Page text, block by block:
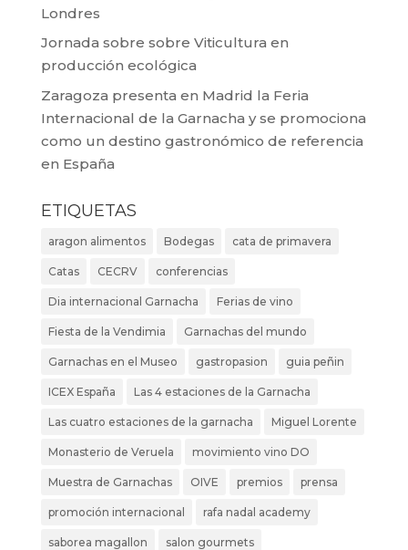
Londres
Jornada sobre sobre Viticultura en
producción ecológica
Zaragoza presenta en Madrid la Feria
Internacional de la Garnacha y se promociona
como un destino gastronómico de referencia
en España
ETIQUETAS
aragon alimentos Bodegas cata de primavera
Catas CECRV conferencias
Dia internacional Garnacha Ferias de vino
Fiesta de la Vendimia Garnachas del mundo
Garnachas en el Museo gastropasion guia peñin
ICEX España Las 4 estaciones de la Garnacha
Las cuatro estaciones de la garnacha Miguel Lorente
Monasterio de Veruela movimiento vino DO
Muestra de Garnachas OIVE premios prensa
promoción internacional rafa nadal academy
saborea magallon salon gourmets